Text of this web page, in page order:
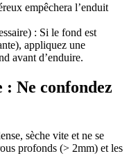
empêchera l’enduit
: Si le fond est
appliquez une
avant d’enduire.
: Ne confondez
sèche vite et ne se
profonds (> 2mm) et les